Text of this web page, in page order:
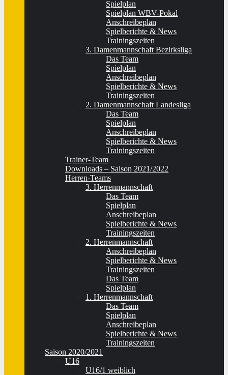
Spielplan
Spielplan WBV-Pokal
Anschreibeplan
Spielberichte & News
Trainingszeiten
3. Damenmannschaft Bezirksliga
Das Team
Spielplan
Anschreibeplan
Spielberichte & News
Trainingszeiten
2. Damenmannschaft Landesliga
Das Team
Spielplan
Anschreibeplan
Spielberichte & News
Trainingszeiten
Trainer-Team
Downloads – Saison 2021/2022
Herren-Teams
3. Herrenmannschaft
Das Team
Spielplan
Anschreibeplan
Spielberichte & News
Trainingszeiten
2. Herrenmannschaft
Anschreibeplan
Spielberichte & News
Trainingszeiten
Das Team
Spielplan
1. Herrenmannschaft
Das Team
Spielplan
Anschreibeplan
Spielberichte & News
Trainingszeiten
Saison 2020/2021
U16
U16/1 weiblich